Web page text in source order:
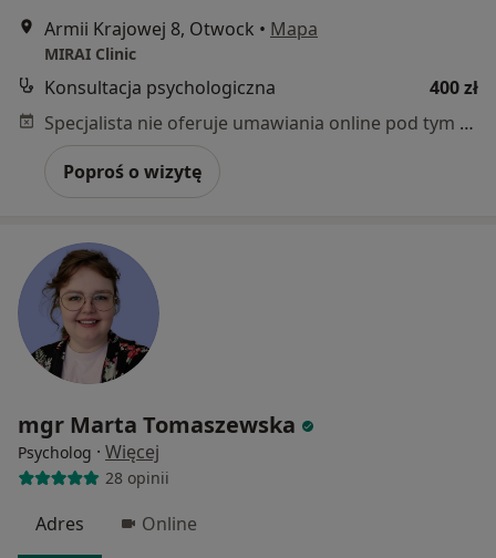
Armii Krajowej 8, Otwock • Mapa
MIRAI Clinic
Konsultacja psychologiczna
400 zł
Specjalista nie oferuje umawiania online pod tym adresem.
Poproś o wizytę
mgr Marta Tomaszewska
Psycholog · Więcej
28 opinii
Adres Online